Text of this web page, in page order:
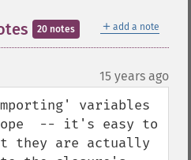
＋ add a note
20 notes
15 years ago
variables
-- it's easy to
they are actually